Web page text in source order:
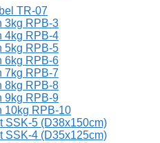
TR-07
3kg RPB-3
4kg RPB-4
5kg RPB-5
6kg RPB-6
7kg RPB-7
8kg RPB-8
9kg RPB-9
10kg RPB-10
SSK-5 (D38x150cm)
SSK-4 (D35x125cm)